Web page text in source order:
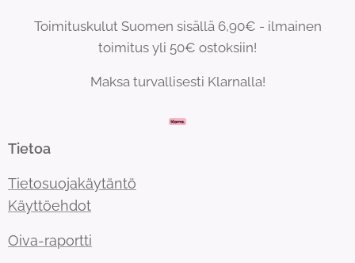
Toimituskulut Suomen sisällä 6,90€ - ilmainen
toimitus yli 50€ ostoksiin!
Maksa turvallisesti Klarnalla!
Tietoa
Tietosuojakäytäntö
Käyttöehdot
Oiva-raportti